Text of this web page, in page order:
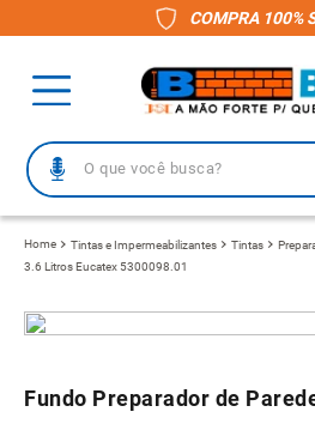
COMPRA 100%
O que você busca?
Tintas e Impermeabilizantes Tintas
3.6 Litros Eucatex 5300098.01
Fundo Preparador de
1º piso
2º porcelanato
4º vaso sanitário